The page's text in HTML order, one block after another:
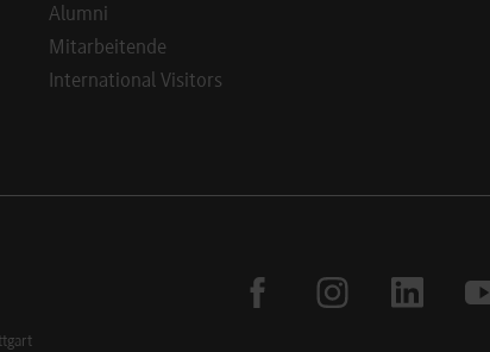
Alumni
Mitarbeitende
International Visitors
facebook instagramlinkedin